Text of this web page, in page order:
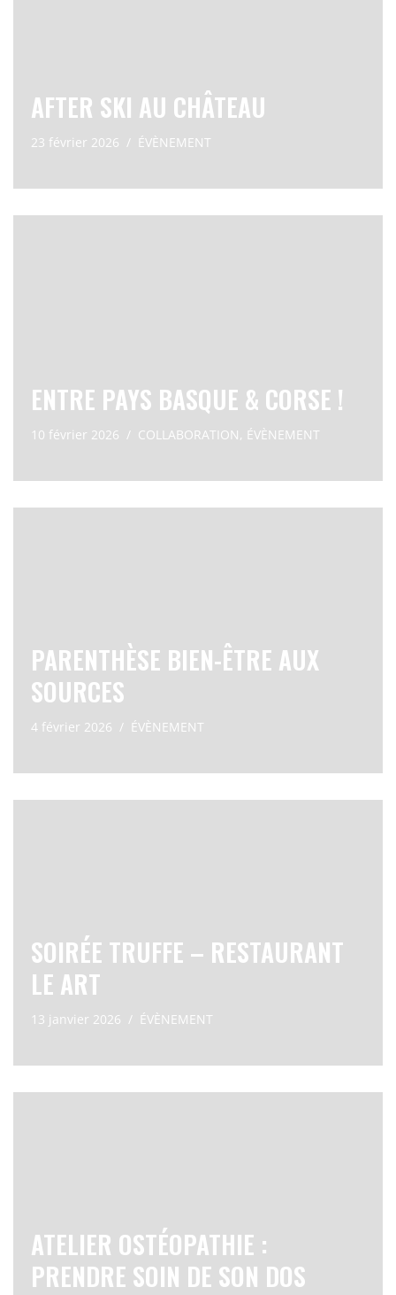
AFTER SKI AU CHÂTEAU
23 février 2026 ÉVÈNEMENT
ENTRE PAYS BASQUE & CORSE !
10 février 2026 COLLABORATION, ÉVÈNEMENT
PARENTHÈSE BIEN-ÊTRE AUX
SOURCES
4 février 2026 ÉVÈNEMENT
SOIRÉE TRUFFE – RESTAURANT
LE ART
13 janvier 2026 ÉVÈNEMENT
ATELIER OSTÉOPATHIE :
PRENDRE SOIN DE SON DOS